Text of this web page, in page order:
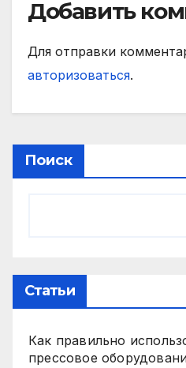
Добавить
Для отправки
авторизоваться.
Поиск
Статьи
Как правильно
прессовое